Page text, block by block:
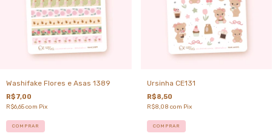
Washifake Flores e Asas 1389
R$7,00
R$6,65com Pix
COMPRAR
Ursinha CE131
R$8,50
R$8,08 com Pix
COMPRAR